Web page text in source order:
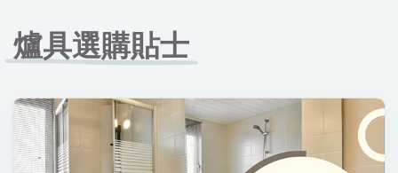
爐具選購貼士